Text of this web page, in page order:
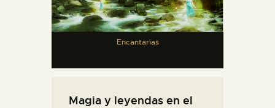
Encantarias
Magia y leyendas en el